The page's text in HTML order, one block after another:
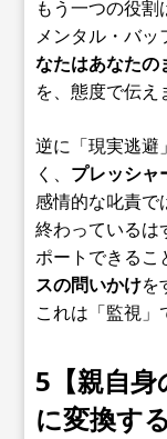
もう一つの役割
メンタル・バッ
なたはあなたの
を、態度で伝え
逆に「現実逃避
く、 プレッシャ
感情的な叱責で
終わっているは
ポートできるこ
スの問いかけを
これは「監視」
5【親自
に変換する